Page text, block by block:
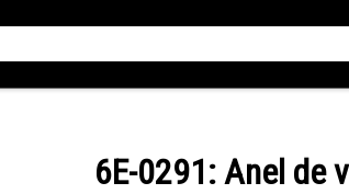
6E-0291: Anel de